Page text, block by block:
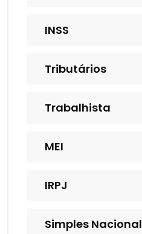
INSS
Tributários
Trabalhista
MEI
IRPJ
Simples Nacional